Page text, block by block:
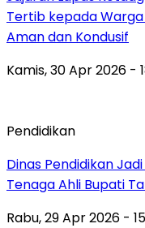
Tertib kepada Warga
Aman dan Kondusif
Kamis, 30 Apr 2026 -
Pendidikan
Dinas Pendidikan
Tenaga Ahli Bupati
Rabu, 29 Apr 2026 -